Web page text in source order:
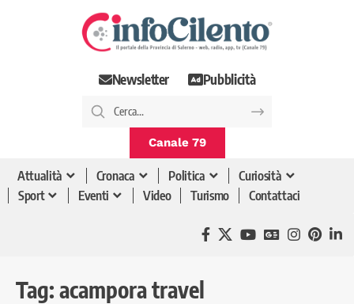
Newsletter Pubblicità
Canale 79
Attualità Cronaca Politica
Curiosità
Sport
Eventi Video Turismo Contattaci
Tag: acampora travel